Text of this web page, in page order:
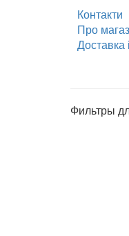
Контакти
Про
Доставка
Фильтры